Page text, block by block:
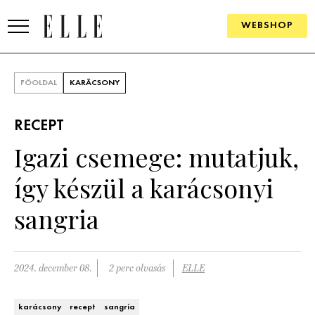
WEBSHOP
SZÉPSÉG
KULTÚRA
ÉLETMÓD
PÁRKAPCSOLAT
FŐOLDAL KARÁCSONY
RECEPT
Igazi csemege: mutatjuk,
így készül a karácsonyi
sangria
2024. december 08. 2 perc olvasás ELLE
karácsony recept sangría